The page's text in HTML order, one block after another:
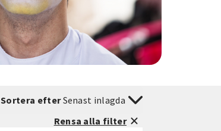
Sortera efterSenast inlagda
Rensa alla filter